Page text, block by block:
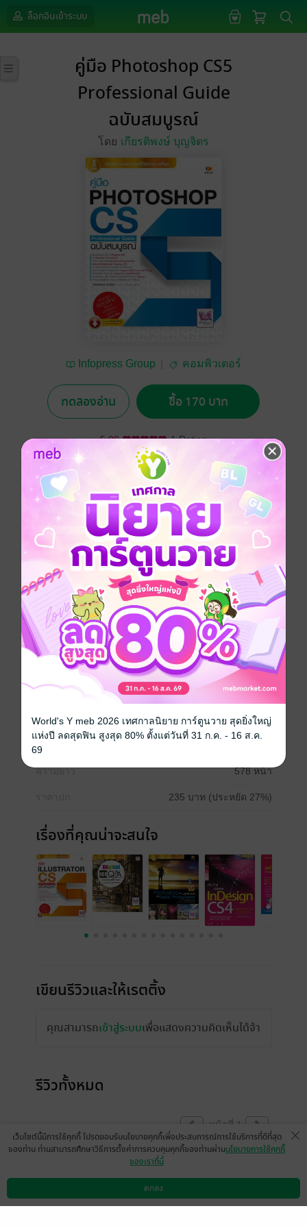
ล็อกอินเข้าระบบ
คู่มือ Photoshop CS5
Professional Guide
ฉบับสมบูรณ์
โดย เกียรติพงษ์ บุญจิตร
Infopress Group คอมพิวเตอร์
ทดลองอ่าน ซื้อ 170 บาท
5.00 1 Rating
อยากได้ ซื้อเป็นของขวัญ ติดตาม แชร์
เรียนรู้พื้นฐานการใช้งาน Photoshop
CS5 และ Photoshop CS5 Extended ฝึกใช้งานเครื่องมือ
ที่ครอบคลุมการทำงานทุกเวอร์ชัน พร้อมกับฟีเจอร์ใหม่
ของ Photoshop CS5 ไม่ว่าจะเป็นการแก้ไขแสง สี และรี
ทัชภาพถ่ายให้สมบูรณ์ ตกแต่งภาพสไตล์ตากล้องมือโปร
กับ Merge to HDR Proและ HDR Toning ทำงานกับ
ไฟล์ RAW ด้วย Camera Raw เวอร์ชันใหม่ล่าสุด
สร้างสรรค์งาน3D อย่างมืออาชีพด้วยฟีเจอร์ใหม่
อย่าง Repousse ทำงานแบบรวดเร็วด้วย Actions ที่พร้อม
ใช้งานกว่า 100 แบบ
ประเภทไฟล์ pdf
วันที่วางขาย
ความยาว 578 หน้า
235 บาท (ประหยัด 27%)
เรื่องที่คุณน่าจะสนใจ
เขียนรีวิวและให้เรตติ้ง
คุณสามารถเข้าสู่ระบบเพื่อแสดงความคิดเห็นได้จ้า
รีวิวทั้งหมด
หน้าที่ 1
ดาวน์โหลดแอป วิธีการใช้งาน ติดต่อเรา
เว็บไซต์นี้มีการใช้คุกกี้ โปรดยอมรับนโยบายคุกกี้เพื่อประสบการณ์การใช้บริการที่ดีที่สุด
ของท่าน ท่านสามารถศึกษาวิธีการตั้งค่าการควบคุมคุกกี้ของท่านผ่านนโยบายการใช้คุกกี้
ของเราที่นี่
ตกลง
World's Y meb 2026 เทศกาลนิยาย การ์ตูนวาย สุดยิ่งใหญ่
แห่งปี ลดสุดฟิน สูงสุด 80% ตั้งแต่วันที่ 31 ก.ค. - 16 ส.ค.
69